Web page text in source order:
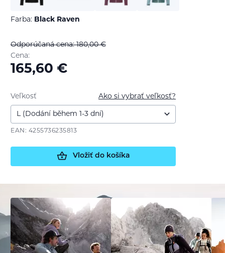
Farba: Black Raven
Odporúčaná cena: 180,00€
Cena:
165,60 €
Ako si vybrať veľkosť?
Veľkosť
EAN: 4255736235813
Vložiť do košíka